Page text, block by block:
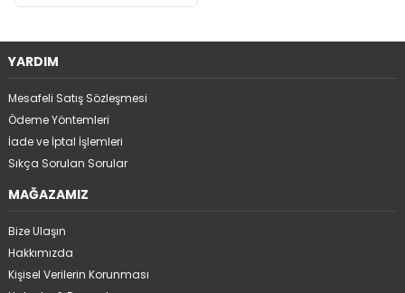
YARDIM
Mesafeli Satış Sözleşmesi
Ödeme Yöntemleri
İade ve İptal İşlemleri
Sıkça Sorulan Sorular
MAĞAZAMIZ
Bize Ulaşın
Hakkımızda
Kişisel Verilerin Korunması